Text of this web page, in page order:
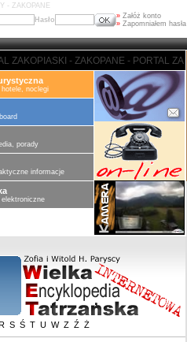
- ZAKOPANE
Hasło » Załóż konto
» Zapomniałem hasła
- ZAKOPANE - PORTAL
noclegi
porady
informacje
S Ś T U W Z Ź Ż